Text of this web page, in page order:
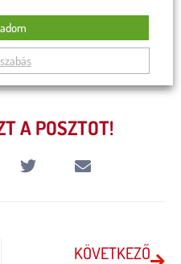
A POSZTOT!
KÖVETKEZŐ